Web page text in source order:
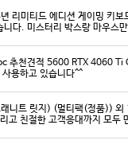
리미티드 에디션 게이밍 키
다. 미스터리 박스랑 마우스
추천견적 5600 RTX 4060
용하고 있습니다^^
니트 릿지) (멀티팩(정품)) 외